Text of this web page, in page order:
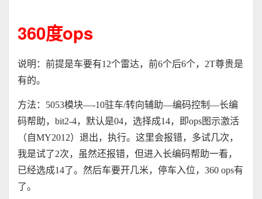
360度ops
说明：前提是车要有12个雷达，前6个后6个， 2T尊贵是
有的。
方法： 5053模块—-10驻车/转向辅助—编码控制 —长编
码帮助， bit2-4，默认是04，选择成14，即ops图示激活
（自MY2012）退出，执行。这里会报错，多试几次，
我是试了2次，虽然还报错，但进入长编码帮助一看，
已经选成14了。然后车要开几米，停车入位， 360 ops有
了。